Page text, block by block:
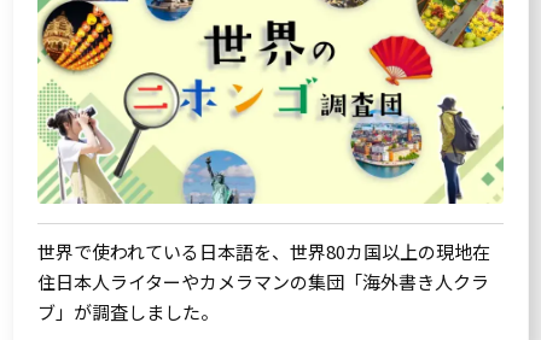
世界で使われている日本語を、世界80カ国以上の現地在
住日本人ライターやカメラマンの集団「海外書き人クラ
ブ」が調査しました。